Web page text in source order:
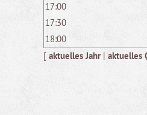
17:00
17:30
18:00
[ aktuelles Jahr| aktuelles